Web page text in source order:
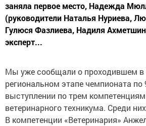
заняла первое место, Надежда
(руководители Наталья Нуриева,
Гулюся Фазлиева, Надиля
эксперт...
Мы уже сообщали о проходившем в
региональном этапе чемпионата по
выступлении по трем
ветеринарного техникума. Среди
В компетенции «Ветеринария»